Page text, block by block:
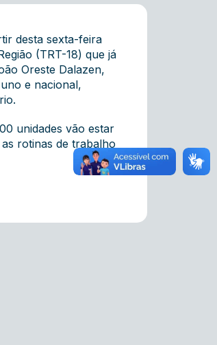
desta sexta-feira
(TRT-18) que já
Oreste Dalazen,
e nacional,
unidades vão estar
rotinas de trabalho